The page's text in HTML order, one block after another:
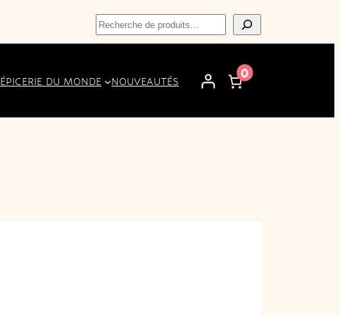
Recherche
ÉPICERIE DU MONDE NOUVEAUTÉS
0